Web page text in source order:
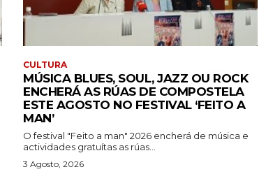
CULTURA
MÚSICA BLUES, SOUL, JAZZ OU ROCK
ENCHERÁ AS RÚAS DE COMPOSTELA
ESTE AGOSTO NO FESTIVAL ‘FEITO A
MAN’
O festival "Feito a man" 2026 encherá de música e
actividades gratuítas as rúas...
3 Agosto, 2026